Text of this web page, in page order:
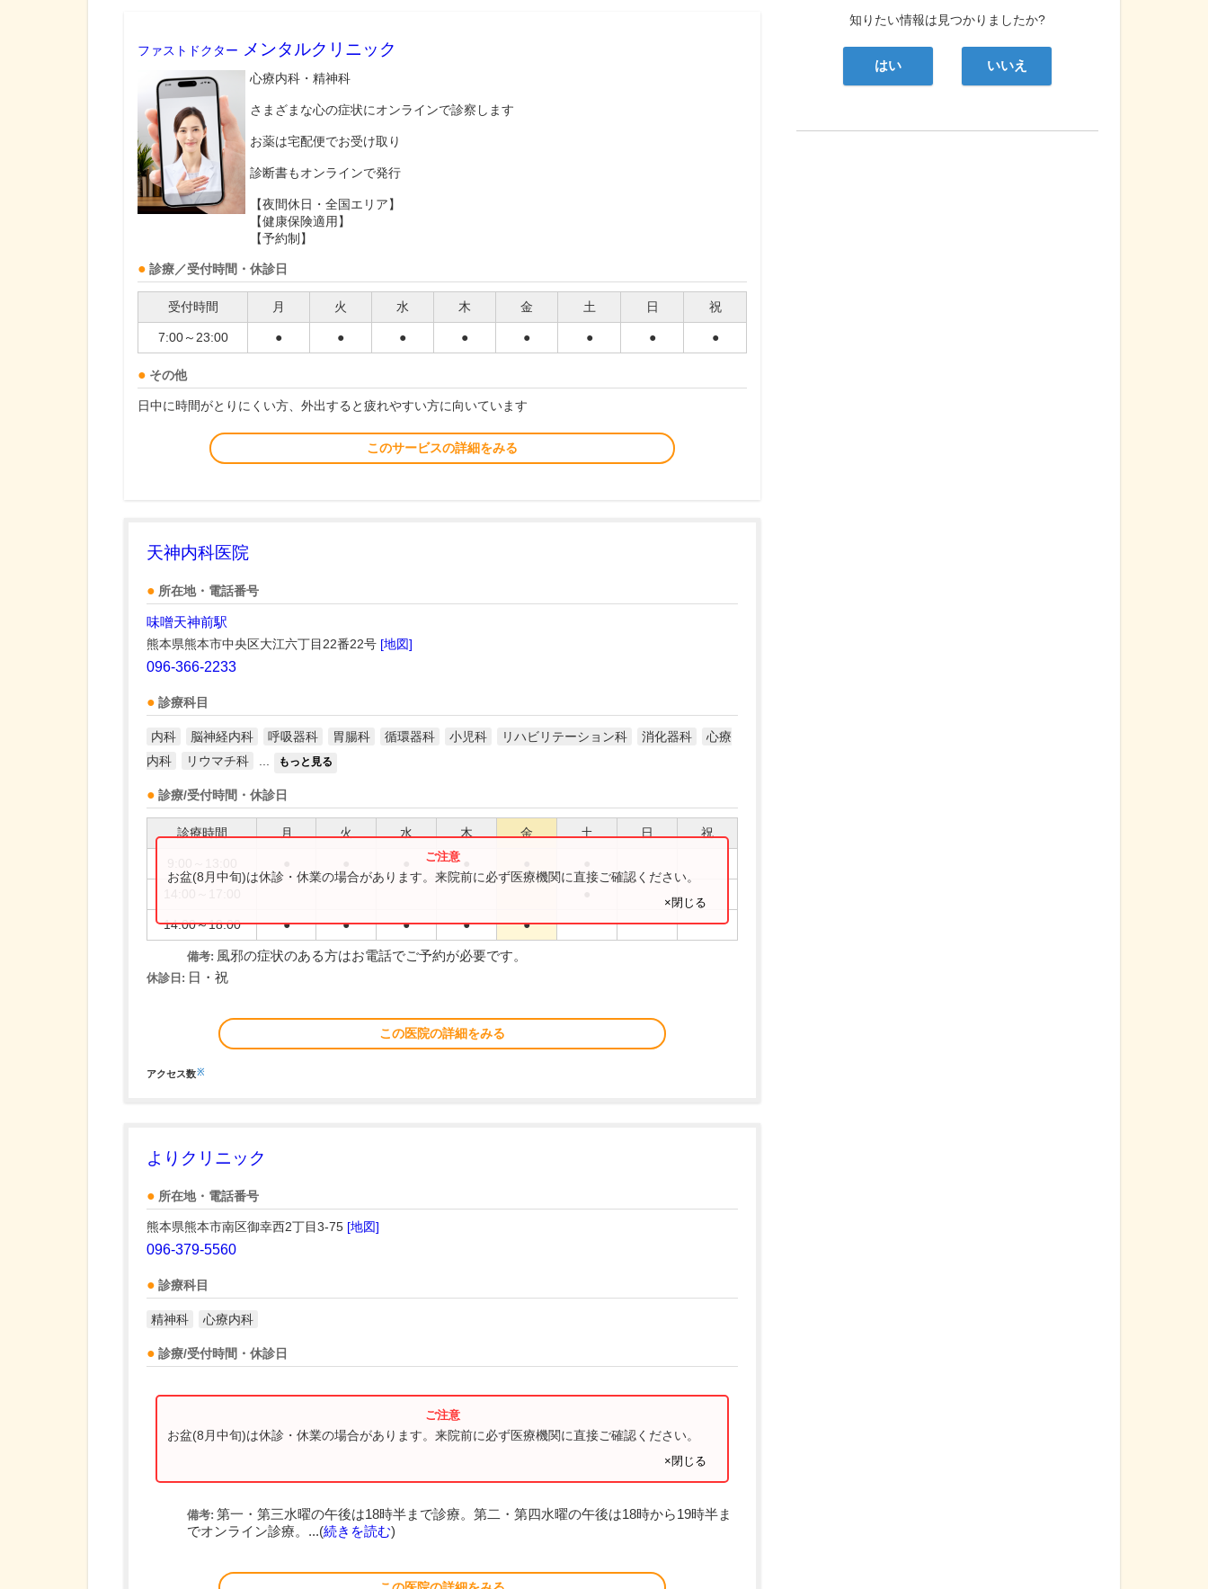
ファストドクター メンタルクリニック
心療内科・精神科
さまざまな心の症状にオンラインで診察します
お薬は宅配便でお受け取り
診断書もオンラインで発行
【夜間休日・全国エリア】
【健康保険適用】
【予約制】
診療／受付時間・休診日
受付時間 月 火 水 木 金 土 日 祝
7:00～23:00 ● ● ● ● ● ● ● ●
その他
日中に時間がとりにくい方、外出すると疲れやすい方に向いています
このサービスの詳細をみる
天神内科医院
所在地・電話番号
味噌天神前駅
熊本県熊本市中央区大江六丁目22番22号 [地図]
096-366-2233
診療科目
内科 脳神経内科 呼吸器科 胃腸科 循環器科 小児科 リハビリテーション科 消化器科
心療
内科
リウマチ科 もっと見る
診療/受付時間・休診日
診療時間 月 火 水 木 金 土 日 祝
14:00～18:00 ● ● ● ● ●
お盆(8月中旬)は休診・休業の場合があります。来院前に必ず医療機関に直接ご確認ください。
×閉じる
備考: 風邪の症状のある方はお電話でご予約が必要です。
休診日: 日・祝
この医院の詳細をみる
アクセス数※
よりクリニック
所在地・電話番号
熊本県熊本市南区御幸西2丁目3-75 [地図]
096-379-5560
診療科目
精神科 心療内科
診療/受付時間・休診日
お盆(8月中旬)は休診・休業の場合があります。来院前に必ず医療機関に直接ご確認ください。
×閉じる
備考: 第一・第三水曜の午後は18時半まで診療。第二・第四水曜の午後は18時から19時半ま
でオンライン診療。...(続きを読む)
知りたい情報は見つかりましたか?
はい いいえ